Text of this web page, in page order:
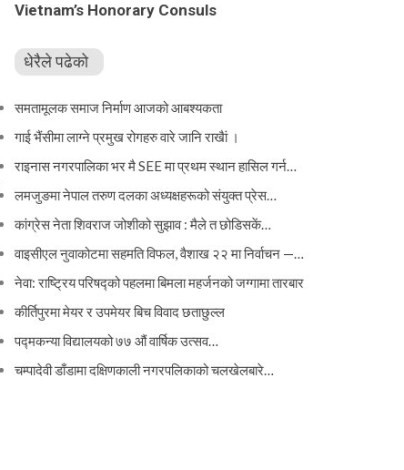
Vietnam’s Honorary Consuls
धेरैले पढेको
समतामूलक समाज निर्माण आजको आबश्यकता
गाई भैंसीमा लाग्ने प्रमुख रोगहरु वारे जानि राखैां ।
राइनास नगरपालिका भर मै SEE मा प्रथम स्थान हासिल गर्न…
लमजुङमा नेपाल तरुण दलका अध्यक्षहरूको संयुक्त प्रेस…
कांग्रेस नेता शिवराज जोशीको सुझाव : मैले त छोडिसकें…
वाइसीएल नुवाकोटमा सहमति विफल, वैशाख २२ मा निर्वाचन —…
नेवा: राष्ट्रिय परिषद्को पहलमा बिमला महर्जनको जग्गामा तारबार
कीर्तिपुरमा मेयर र उपमेयर बिच विवाद छताछुल्ल
पद्मकन्या विद्यालयको ७७ औं ‌‌वार्षिक ‌उत्सव…
चम्पादेवी डाँडामा दक्षिणकाली नगरपलिकाको चलखेलबारे…